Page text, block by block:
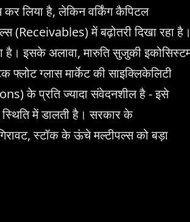
लिया है, लेकिन वर्किंग कैपिटल
(Receivables) में बढ़ोतरी दिखा रहा
इसके अलावा, मारुति सुजुकी
ग्लास मार्केट की साइक्लिकेलिटी
के प्रति ज्यादा संवेदनशील है - इसे
में डालती है। सरकार के
स्टॉक के ऊंचे मल्टीपल्स को बड़ा